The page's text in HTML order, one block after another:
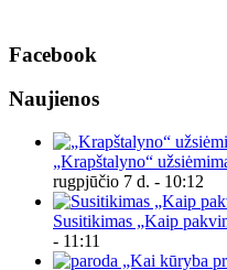
Facebook
Naujienos
„Krapštalyno“
rugpjūčio 7 d. - 10:12
Susitikimas „Kaip
- 11:11